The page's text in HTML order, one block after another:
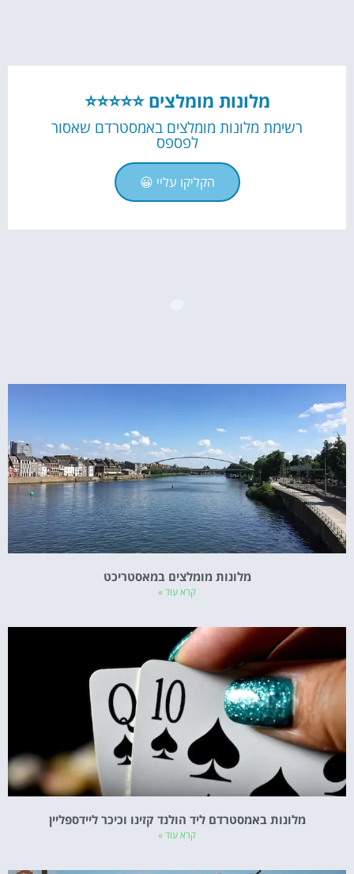
מלונות מומלצים ⭐⭐⭐⭐⭐
רשימת מלונות מומלצים באמסטרדם שאסור
לפספס
הקליקו עליי 😀
מלונות מומלצים במאסטריכט
קרא עוד »
מלונות באמסטרדם ליד הולנד קזינו וכיכר ליידספליין
קרא עוד »